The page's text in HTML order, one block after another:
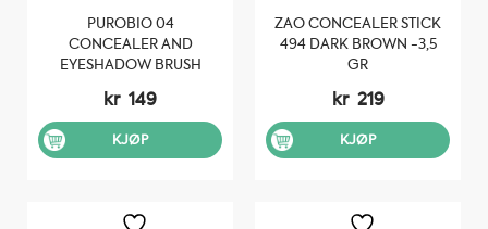
PUROBIO 04
CONCEALER AND
EYESHADOW BRUSH
kr 149
KJØP
ZAO CONCEALER STICK
494 DARK BROWN -3,5
GR
kr 219
KJØP